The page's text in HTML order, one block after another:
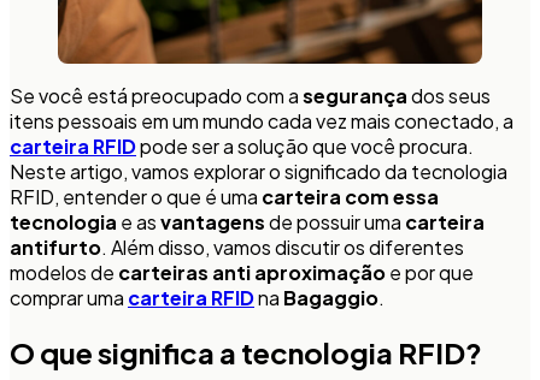
Se você está preocupado com asegurançados seus
itens pessoais em um mundo cada vez mais conectado, a
carteira RFIDpode ser a solução que você procura.
Neste artigo, vamos explorar o significado da tecnologia
RFID, entender o que é uma carteira com essa
tecnologia e asvantagensde possuir uma carteira
antifurto. Além disso, vamos discutir os diferentes
modelos de carteiras anti aproximaçãoe por que
comprar uma carteira RFIDna Bagaggio.
O que significa a tecnologia RFID?